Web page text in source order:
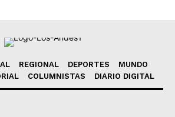
REGIONAL DEPORTES
MUNDO
COLUMNISTAS DIARIO DIGITAL